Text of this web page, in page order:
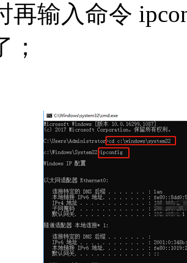
再输入命令
；